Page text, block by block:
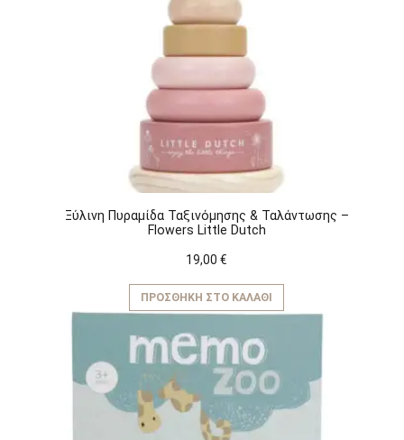
Ξύλινη Πυραμίδα Ταξινόμησης & Ταλάντωσης –
Flowers Little Dutch
19,00 €
ΠΡΟΣΘΉΚΗ ΣΤΟ ΚΑΛΆΘΙ